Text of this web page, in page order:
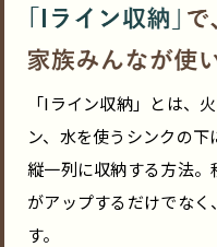
「Iライン収納」とは、
ン、水を使うシンクの下
縦一列に収納する方法
がアップするだけでな
す。